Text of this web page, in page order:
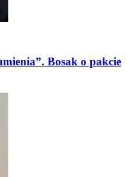
Bosak o pakcie